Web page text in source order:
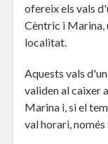
ofereix els vals
Cèntric i Marina,
localitat.
Aquests vals
validen al caixer
Marina i, si el
val horari,